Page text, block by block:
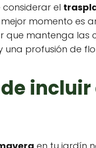
el
mejor momento es
que mantenga
una profusión de